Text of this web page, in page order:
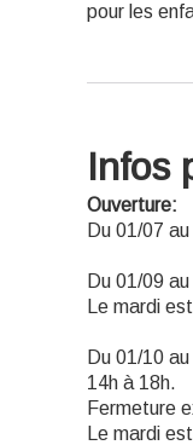
pour les
Infos
Ouverture:
Du 01/07
Du 01/09
Le mardi
Du 01/10
14h à 18h.
Fermeture
Le mardi